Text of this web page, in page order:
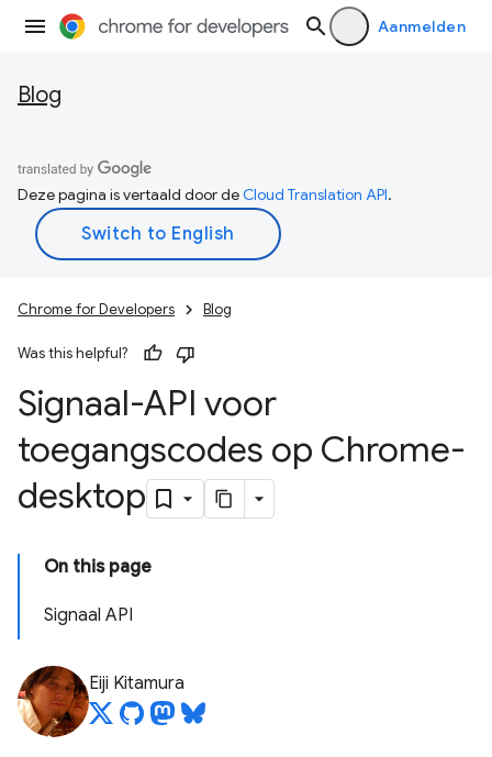
Aanmelden
Blog
Deze pagina is vertaald door deCloud Translation API.
Chrome for Developers Blog
Was this helpful?
Signaal-API voor
toegangscodes op Chrome-
desktop
On this page
Signaal API
Eiji Kitamura